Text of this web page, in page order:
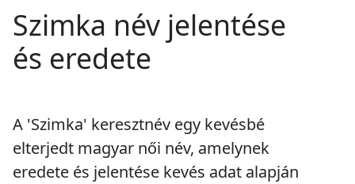
Szimka név jelentése
és eredete
A 'Szimka' keresztnév egy kevésbé
elterjedt magyar női név, amelynek
eredete és jelentése kevés adat alapján